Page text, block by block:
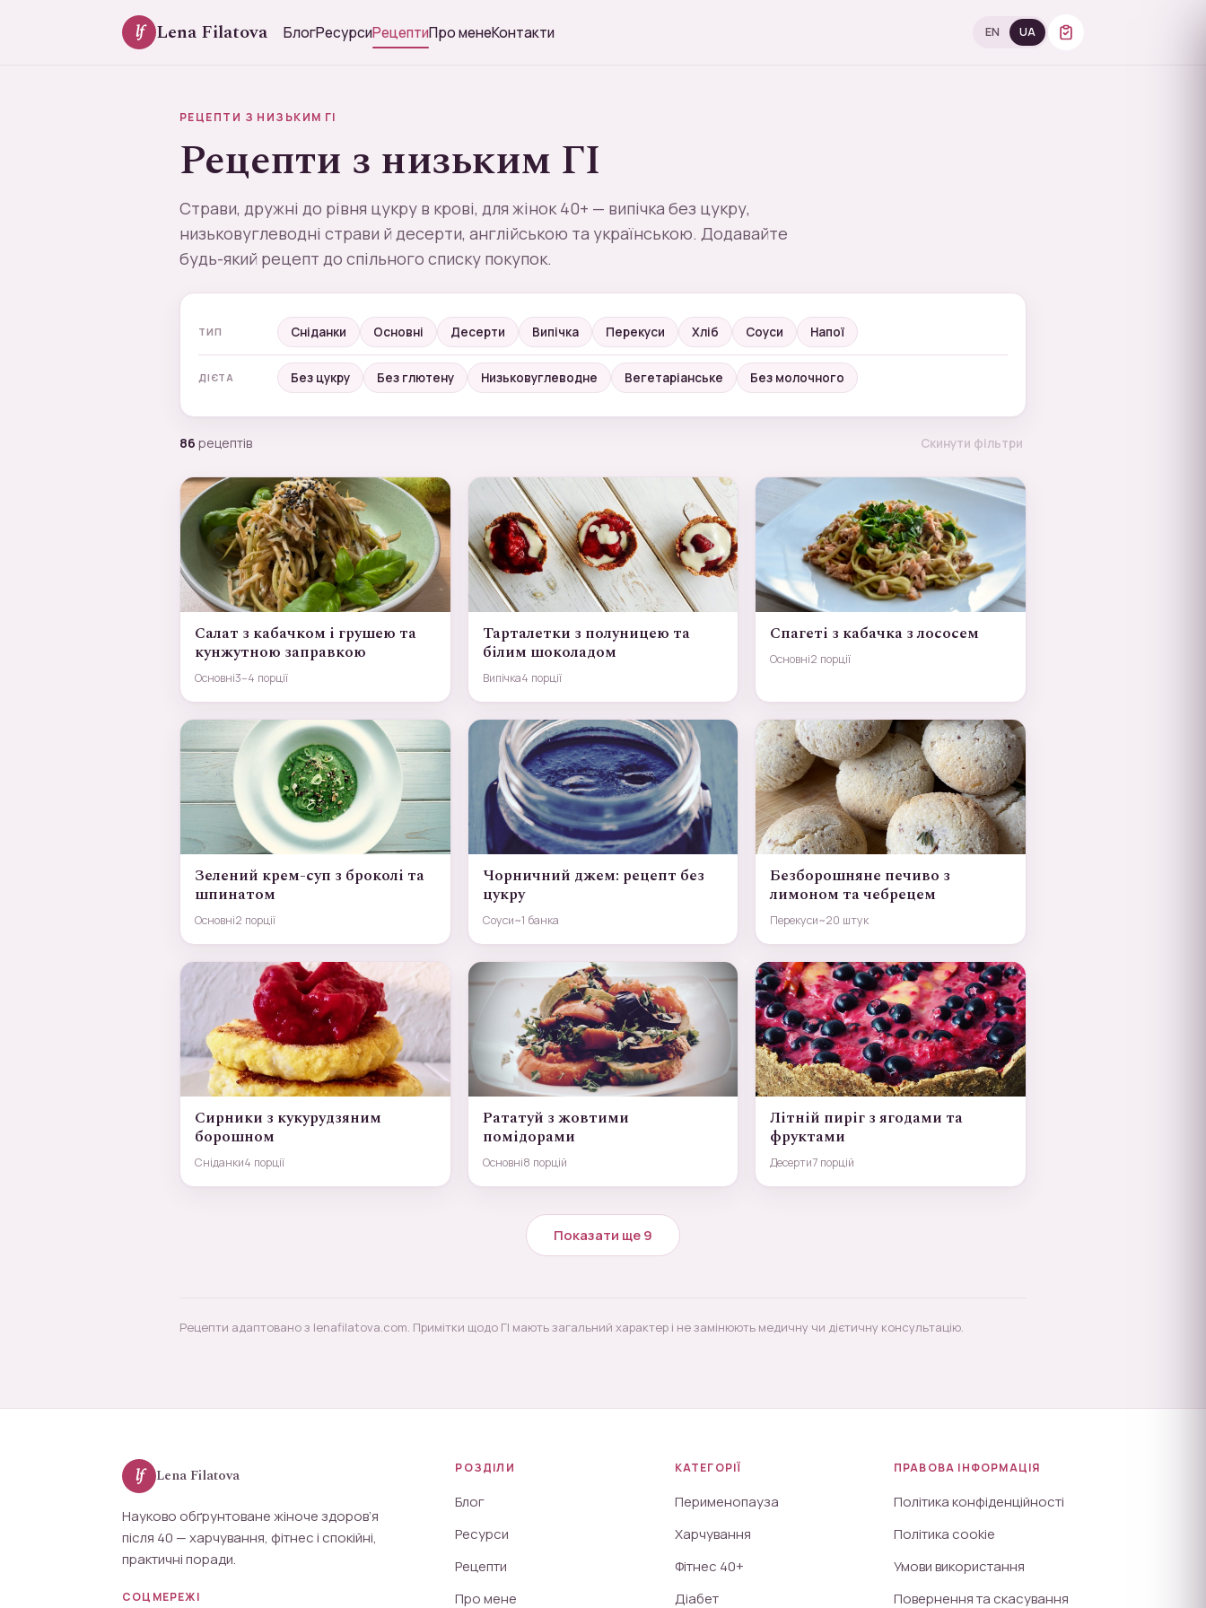
lf Lena Filatova БлогРесурсиРецептиПро менеКонтакти EN UA
РЕЦЕПТИ З НИЗЬКИМ ГІ
Рецепти з низьким ГІ
Страви, дружні до рівня цукру в крові, для жінок 40+ — випічка без цукру,
низьковуглеводні страви й десерти, англійською та українською. Додавайте
будь-який рецепт до спільного списку покупок.
ТИП Сніданки Основні Десерти Випічка Перекуси Хліб Соуси Напої
ДІЄТА Без цукру Без глютену Низьковуглеводне Вегетаріанське Без молочного
86 рецептів Скинути фільтри
Салат з кабачком і грушею та
кунжутною заправкою
Основні3–4 порції
Тарталетки з полуницею та
білим шоколадом
Випічка4 порції
Спагеті з кабачка з лососем
Основні2 порції
Зелений крем-суп з броколі та
шпинатом
Основні2 порції
Чорничний джем: рецепт без
цукру
Соуси~1 банка
Безборошняне печиво з
лимоном та чебрецем
Перекуси~20 штук
Сирники з кукурудзяним
борошном
Сніданки4 порції
Рататуй з жовтими
помідорами
Основні8 порцій
Літній пиріг з ягодами та
фруктами
Десерти7 порцій
Показати ще 9
Рецепти адаптовано з lenafilatova.com. Примітки щодо ГІ мають загальний характер і не замінюють медичну чи дієтичну консультацію.
lf Lena Filatova
Науково обґрунтоване жіноче здоров’я
після 40 — харчування, фітнес і спокійні,
практичні поради.
СОЦМЕРЕЖІ
РОЗДІЛИ
Блог
Ресурси
Рецепти
Про мене
КАТЕГОРІЇ
Перименопауза
Харчування
Фітнес 40+
Діабет
ПРАВОВА ІНФОРМАЦІЯ
Політика конфіденційності
Політика cookie
Умови використання
Повернення та скасування